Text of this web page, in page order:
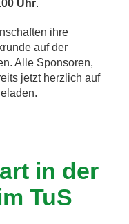
Uhr.
ihre
auf der
Alle Sponsoren,
jetzt herzlich auf
in der
TuS